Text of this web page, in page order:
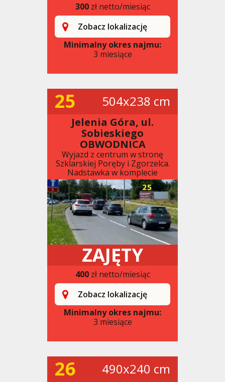
300zł netto/miesiąc
Zobacz lokalizację
Minimalny okres najmu:
3 miesiące
25 504x238 cm
Jelenia Góra, ul.
Sobieskiego
OBWODNICA
Wyjazd z centrum w stronę
Szklarskiej Poręby i Zgorzelca.
Nadstawka w komplecie
ZAJĘTY
400zł netto/miesiąc
Zobacz lokalizację
Minimalny okres najmu:
3 miesiące
26 490x240 cm